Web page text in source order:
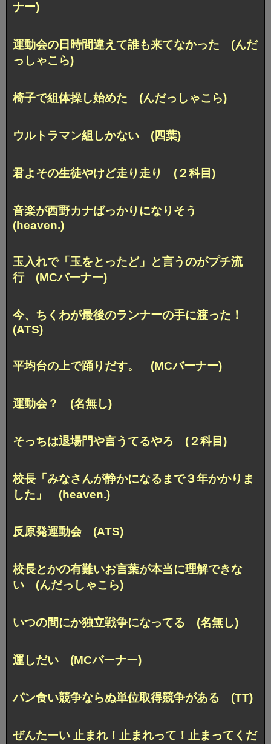
ナー)
運動会の日時間違えて誰も来てなかった (んだ
っしゃこら)
椅子で組体操し始めた (んだっしゃこら)
ウルトラマン組しかない (四葉)
君よその生徒やけど走り走り (２科目)
音楽が西野カナばっかりになりそう
(heaven.)
玉入れで「玉をとったど」と言うのがプチ流
行 (MCバーナー)
今、ちくわが最後のランナーの手に渡った！
(ATS)
平均台の上で踊りだす。 (MCバーナー)
運動会？ (名無し)
そっちは退場門や言うてるやろ (２科目)
校長「みなさんが静かになるまで３年かかりま
した」 (heaven.)
反原発運動会 (ATS)
校長とかの有難いお言葉が本当に理解できな
い (んだっしゃこら)
いつの間にか独立戦争になってる (名無し)
運しだい (MCバーナー)
パン食い競争ならぬ単位取得競争がある (TT)
ぜんたーい 止まれ！止まれって！止まってくだ